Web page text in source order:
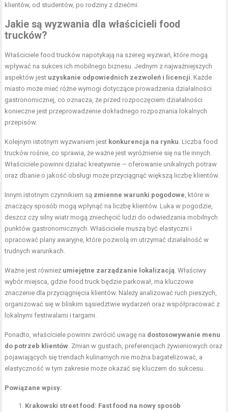
klientów, od studentów, po rodziny z dziećmi.
Jakie są wyzwania dla właścicieli food
trucków?
Właściciele food trucków napotykają na szereg wyzwań, które mogą
wpływać na sukces ich mobilnego biznesu. Jednym z najważniejszych
aspektów jest uzyskanie odpowiednich zezwoleń i licencji . Każde
miasto może mieć różne wymogi dotyczące prowadzenia działalności
gastronomicznej, co oznacza, że przed rozpoczęciem działalności
konieczne jest przeprowadzenie dokładnego rozpoznania lokalnych
przepisów.
Kolejnym istotnym wyzwaniem jest konkurencja na rynku . Liczba food
trucków rośnie, co sprawia, że ważne jest wyróżnienie się na tle innych.
Właściciele powinni działać kreatywnie — oferowanie unikalnych potraw
oraz dbanie o jakość obsługi może przyciągnąć większą liczbę klientów.
Innym istotnym czynnikiem są zmienne warunki pogodowe , które w
znaczący sposób mogą wpłynąć na liczbę klientów. Luka w pogodzie,
deszcz czy silny wiatr mogą zniechęcić ludzi do odwiedzania mobilnych
punktów gastronomicznych. Właściciele muszą być elastyczni i
opracować plany awaryjne, które pozwolą im utrzymać działalność w
trudnych warunkach.
Ważne jest również umiejętne zarządzanie lokalizacją . Właściwy
wybór miejsca, gdzie food truck będzie parkował, ma kluczowe
znaczenie dla przyciągnięcia klientów. Należy analizować ruch pieszych,
organizować się w bliskim sąsiedztwie wydarzeń oraz współpracować z
lokalnymi festiwalami i targami.
Ponadto, właściciele powinni zwrócić uwagę na dostosowywanie menu
do potrzeb klientów . Zmian w gustach, preferencjach żywieniowych oraz
pojawiających się trendach kulinarnych nie można bagatelizować, a
elastyczność w tym zakresie może okazać się kluczem do sukcesu.
Powiązane wpisy:
Krakowski street food: Fast food na nowy sposób